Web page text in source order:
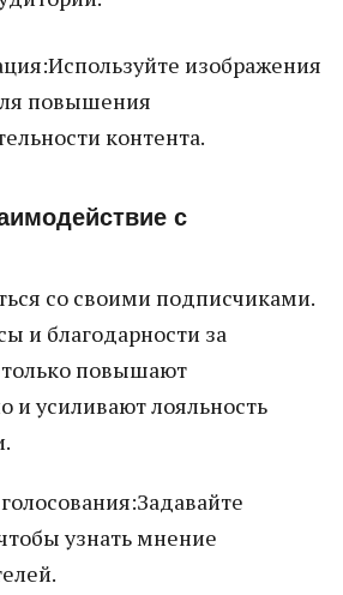
изображения
повышения
контента.
с
со своими подписчиками.
и благодарности за
повышают
и усиливают лояльность
узнать мнение